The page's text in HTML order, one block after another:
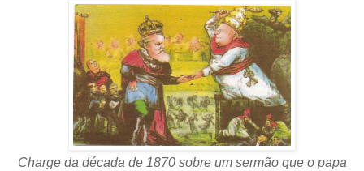
Charge da década de 1870 sobre um sermão que o papa